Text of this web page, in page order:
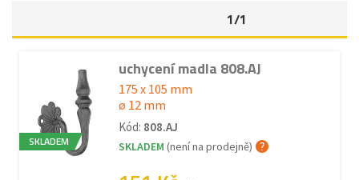
1/1
SKLADEM
uchycení madla 808.AJ
175 x 105 mm
ø 12 mm
Kód: 808.AJ
SKLADEM (není na prodejně)